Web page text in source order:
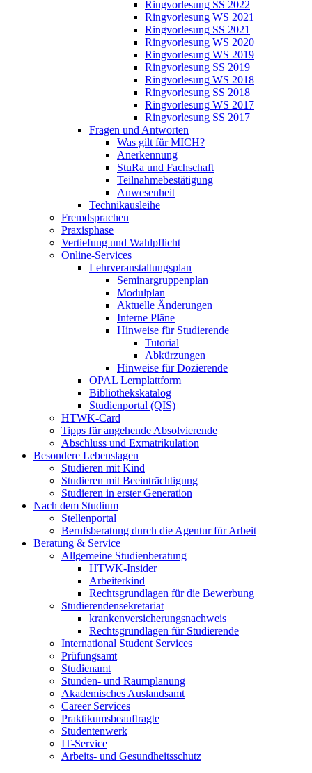
Ringvorlesung SS 2022
Ringvorlesung WS 2021
Ringvorlesung SS 2021
Ringvorlesung WS 2020
Ringvorlesung WS 2019
Ringvorlesung SS 2019
Ringvorlesung WS 2018
Ringvorlesung SS 2018
Ringvorlesung WS 2017
Ringvorlesung SS 2017
Fragen und Antworten
Was gilt für MICH?
Anerkennung
StuRa und Fachschaft
Teilnahmebestätigung
Anwesenheit
Technikausleihe
Fremdsprachen
Praxisphase
Vertiefung und Wahlpflicht
Online-Services
Lehrveranstaltungsplan
Seminargruppenplan
Modulplan
Aktuelle Änderungen
Interne Pläne
Hinweise für Studierende
Tutorial
Abkürzungen
Hinweise für Dozierende
OPAL Lernplattform
Bibliothekskatalog
Studienportal (QIS)
HTWK-Card
Tipps für angehende Absolvierende
Abschluss und Exmatrikulation
Besondere Lebenslagen
Studieren mit Kind
Studieren mit Beeinträchtigung
Studieren in erster Generation
Nach dem Studium
Stellenportal
Berufsberatung durch die Agentur für Arbeit
Beratung & Service
Allgemeine Studienberatung
HTWK-Insider
Arbeiterkind
Rechtsgrundlagen für die Bewerbung
Studierendensekretariat
krankenversicherungsnachweis
Rechtsgrundlagen für Studierende
International Student Services
Prüfungsamt
Studienamt
Stunden- und Raumplanung
Akademisches Auslandsamt
Career Services
Praktikumsbeauftragte
Studentenwerk
IT-Service
Arbeits- und Gesundheitsschutz